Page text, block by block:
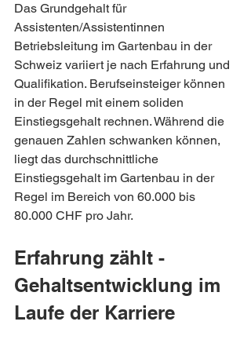
Das Grundgehalt für
Assistenten/Assistentinnen
Betriebsleitung im Gartenbau in der
Schweiz variiert je nach Erfahrung und
Qualifikation. Berufseinsteiger können
in der Regel mit einem soliden
Einstiegsgehalt rechnen. Während die
genauen Zahlen schwanken können,
liegt das durchschnittliche
Einstiegsgehalt im Gartenbau in der
Regel im Bereich von 60.000 bis
80.000 CHF pro Jahr.
Erfahrung zählt -
Gehaltsentwicklung im
Laufe der Karriere